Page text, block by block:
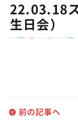
22.03.18
生日会）
前の記事へ